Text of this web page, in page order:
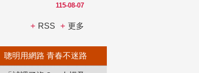
115-08-07
RSS 更多
聰明用網路 青春不迷路